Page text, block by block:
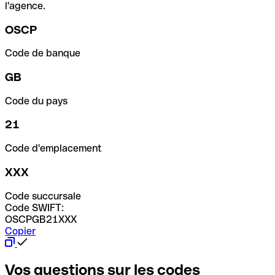
l'agence.
OSCP
Code de banque
GB
Code du pays
21
Code d'emplacement
XXX
Code succursale
Code SWIFT:
OSCPGB21XXX
Copier
Vos questions sur les codes